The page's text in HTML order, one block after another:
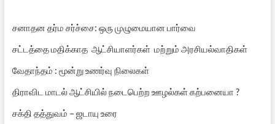
சனாதன தர்ம சர்ச்சை: ஒரு முழுமையான பார்வை
சட்டத்தை மதிக்காத ஆட்சியாளர்கள் மற்றும் அரசியல்வாதிகள்
வேதாந்தம் : மூன்று உணர்வு நிலைகள்
திராவிட மாடல் ஆட்சியில் நடைபெற்ற ஊழல்கள் கற்பனையா ?
சக்தி தத்துவம் – ஜடாயு உரை